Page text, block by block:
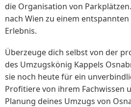
die Organisation von
nach Wien zu einem
Erlebnis.
Überzeuge dich selbst von der
des Umzugskönig Kappels
sie noch heute für ein
Profitiere von ihrem Fachwissen
Planung deines Umzugs von